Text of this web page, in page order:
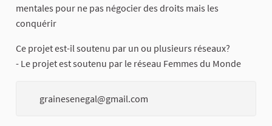
mentales pour ne pas négocier des droits mais les
conquérir
Ce projet est-il soutenu par un ou plusieurs réseaux?
- Le projet est soutenu par le réseau Femmes du Monde
grainesenegal@gmail.com